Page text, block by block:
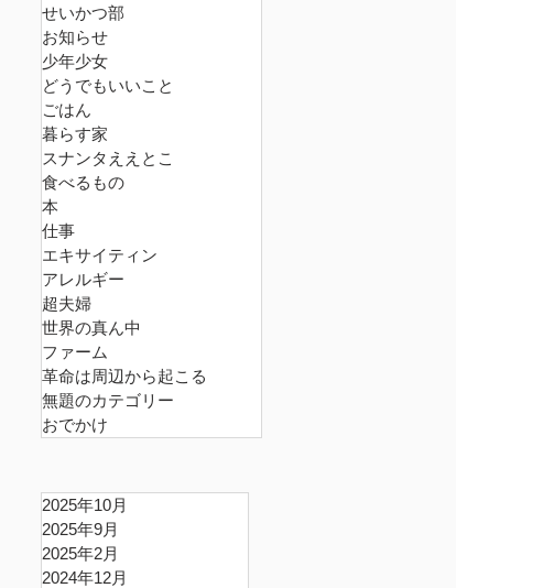
せいかつ部
お知らせ
少年少女
どうでもいいこと
ごはん
暮らす家
スナンタええとこ
食べるもの
本
仕事
エキサイティン
アレルギー
超夫婦
世界の真ん中
ファーム
革命は周辺から起こる
無題のカテゴリー
おでかけ
2025年10月
2025年9月
2025年2月
2024年12月